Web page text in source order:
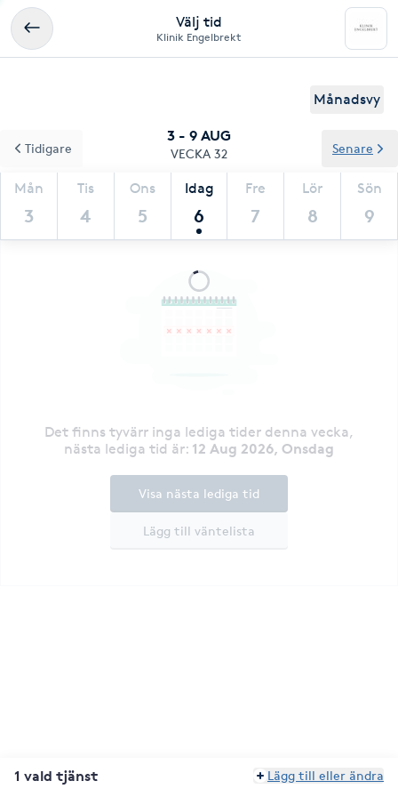
Välj tid
Klinik Engelbrekt
Månadsvy
3 - 9 AUG
VECKA 32
Mån
3
Tis
4
Ons
5
Idag
6
Fre
7
Lör
8
Sön
9
Tidigare Senare
Det finns tyvärr inga lediga tider denna vecka,
nästa lediga tid är: 12 Aug 2026, Onsdag
Lägg till väntelista
Visa nästa lediga tid
1 vald tjänst Lägg till eller ändra